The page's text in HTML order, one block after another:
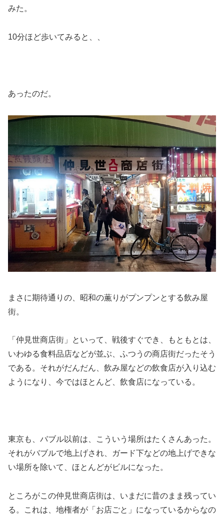
みた。
10分ほど歩いてみると、、
あったのだ。
まさに期待通りの、昭和の薫りがプンプンとする飲み屋
街。
「仲見世商店街」といって、戦後すぐでき、もともとは、
いわゆる食料品店などが並ぶ、ふつうの商店街だったそう
である。それがだんだん、飲み屋などの飲食店が入り込む
ようになり、今ではほとんど、飲食店になっている。
東京も、バブル以前は、こういう場所はたくさんあった。
それがバブルで地上げされ、ガード下などの地上げできな
い場所を除いて、ほとんどがビルになった。
ところがこの仲見世商店街は、いまだに昔のまま残ってい
る。これは、地権者が「お店ごと」になっているからなの